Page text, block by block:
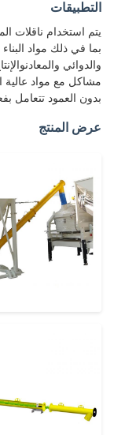
التطبيقات
يتم استخدام ناقلات
بما في ذلك مواد البناء
والدوائي
مشاكل مع مواد عالية
بدون العمود تتعامل
عرض المنتج